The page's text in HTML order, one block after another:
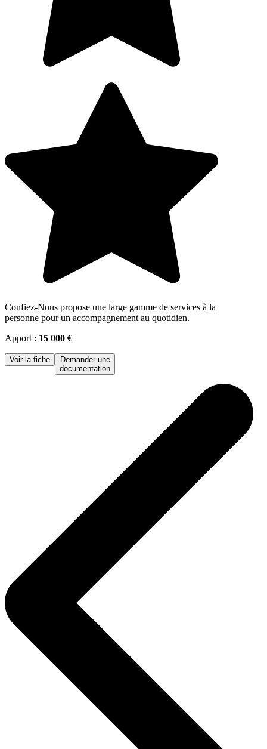
Confiez-Nous propose une large gamme de services à la
personne pour un accompagnement au quotidien.
Apport : 15 000 €
Voir la fiche
Demander une
documentation